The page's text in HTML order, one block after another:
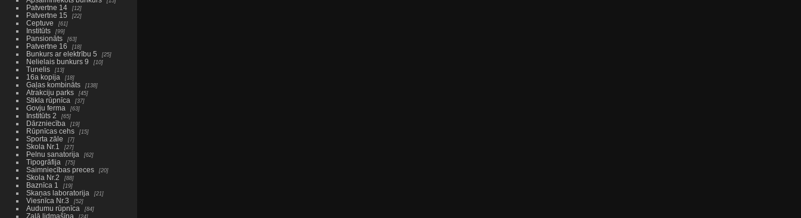
Patvertne 14 12
Patvertne 15 22
Ceptuve 61
Institūts 99
Pansionāts 63
Patvertne 16 18
Bunkurs ar elektrību 5 25
Nelielais bunkurs 9 10
Tunelis 13
16a kopija 18
Gaļas kombināts 138
Atrakciju parks 45
Stikla rūpnīca 37
Govju ferma 63
Institūts 2 65
Dārzniecība 19
Rūpnīcas cehs 15
Sporta zāle 7
Skola Nr.1 27
Pelnu sanatorija 62
Tipogrāfija 75
Saimniecības preces 20
Skola Nr.2 88
Baznīca 1 19
Skaņas laboratorija 21
Viesnīca Nr.3 52
Audumu rūpnīca 84
Zaļā lidmašīna